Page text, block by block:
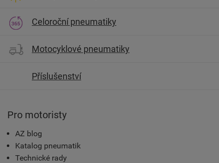
Celoroční pneumatiky
Motocyklové pneumatiky
Příslušenství
Pro motoristy
AZ blog
Katalog pneumatik
Technické rady